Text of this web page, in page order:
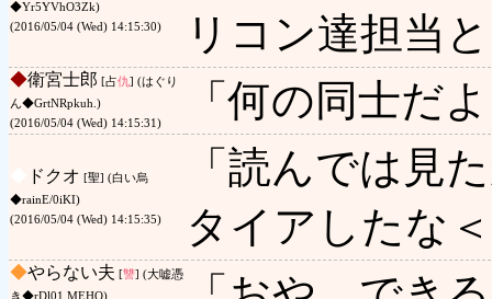
◆Yr5YVhO3Zk)
(2016/05/04 (Wed) 14:15:30)
リコン達担当
◆衛宮士郎 [占仇] (はぐり
ん◆GrtNRpkuh.)
(2016/05/04 (Wed) 14:15:31)
「何の同士だ
ドクオ [聖] (白い烏
◆rainE/0iKI)
(2016/05/04 (Wed) 14:15:35)
「読んでは見
タイアしたな
◆やらない夫 [讐] (大嘘憑
き◆rDl01.MEHQ)